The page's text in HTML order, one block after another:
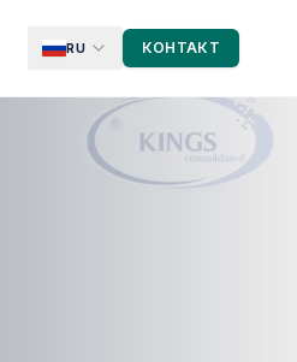
RU КОНТАКТ